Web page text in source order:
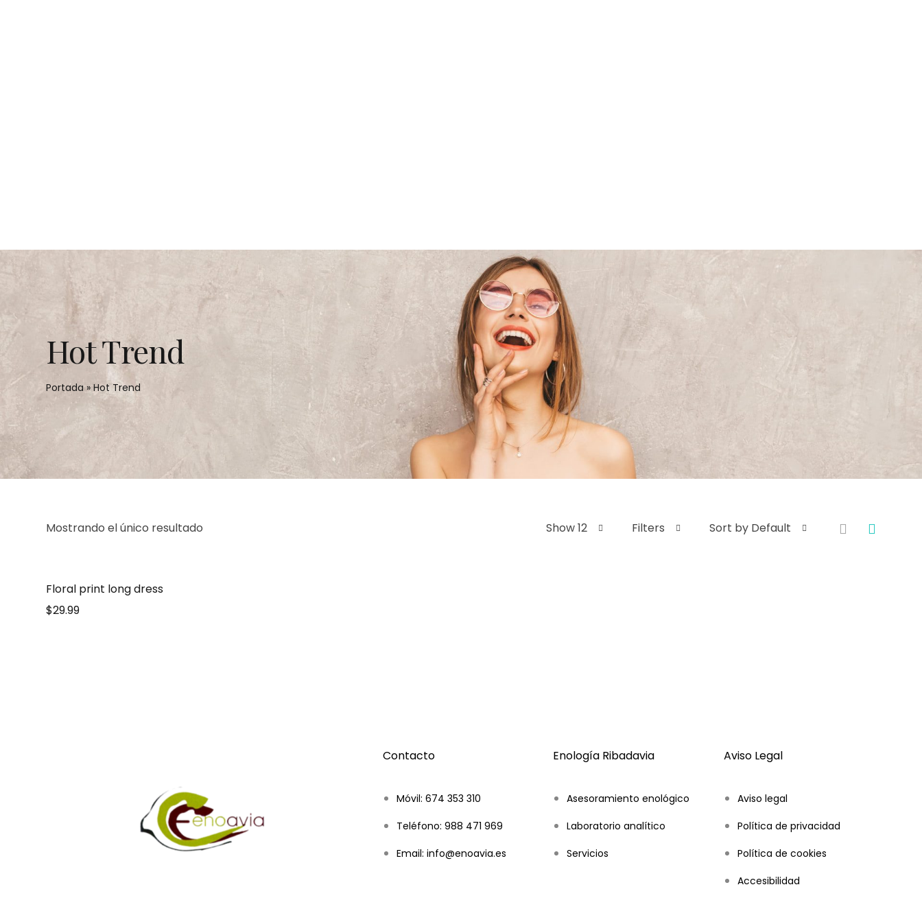
Hot Trend
Portada»Hot Trend
Mostrando el único resultado Show 12 Filters Sort by Default
Floral print long dress
$29.99
Contacto
Móvil: 674 353 310
Teléfono: 988 471 969
Email: info@enoavia.es
Enología Ribadavia
Asesoramiento enológico
Laboratorio analítico
Servicios
Aviso Legal
Aviso legal
Política de privacidad
Política de cookies
Accesibilidad